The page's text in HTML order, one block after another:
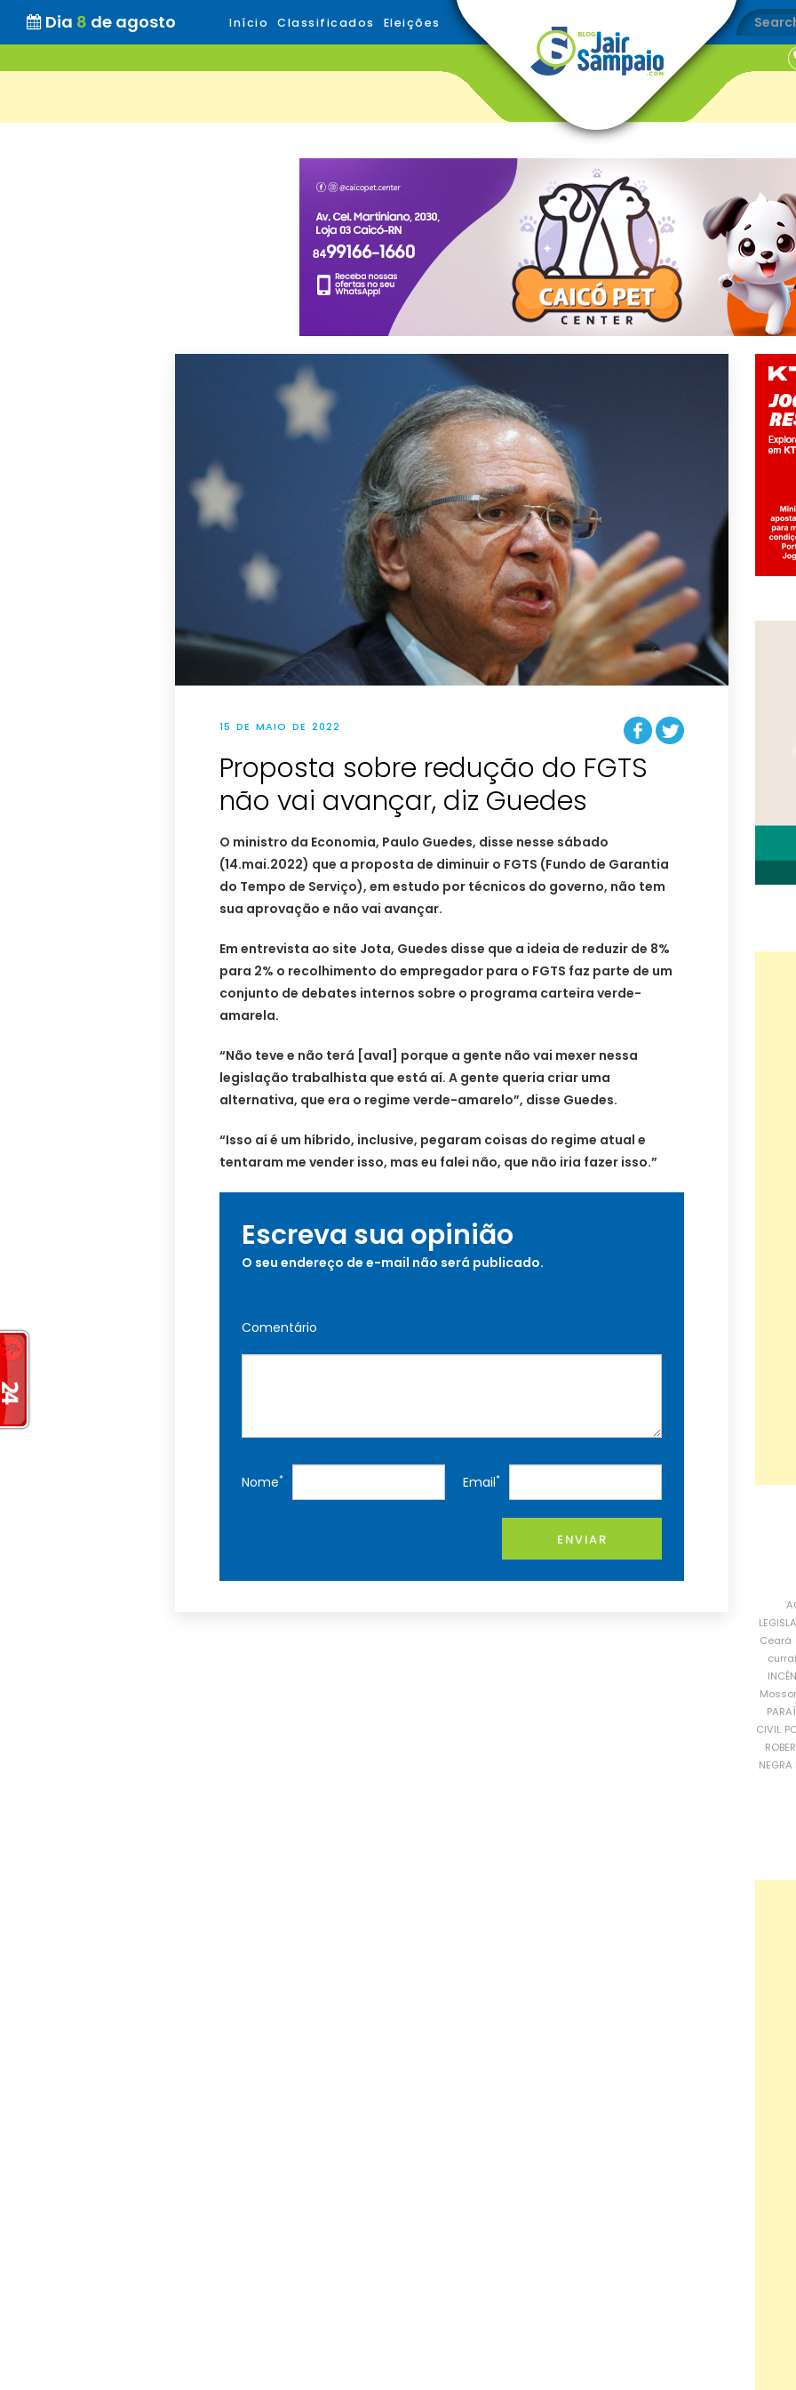
Dia 8 de agosto Início Classificados Eleições
15 DE MAIO DE 2022
Proposta sobre redução do FGTS
não vai avançar, diz Guedes
O ministro da Economia, Paulo Guedes, disse nesse sábado
(14.mai.2022) que a proposta de diminuir o FGTS (Fundo de Garantia
do Tempo de Serviço), em estudo por técnicos do governo, não tem
sua aprovação e não vai avançar.
Em entrevista ao site Jota, Guedes disse que a ideia de reduzir de 8%
para 2% o recolhimento do empregador para o FGTS faz parte de um
conjunto de debates internos sobre o programa carteira verde-
amarela.
“Não teve e não terá [aval] porque a gente não vai mexer nessa
legislação trabalhista que está aí. A gente queria criar uma
alternativa, que era o regime verde-amarelo”, disse Guedes.
“Isso aí é um híbrido, inclusive, pegaram coisas do regime atual e
tentaram me vender isso, mas eu falei não, que não iria fazer isso.”
Escreva sua opinião
O seu endereço de e-mail não será publicado.
Comentário
Nome* Email*
ENVIAR
Ceará
CIVIL
NEGRA